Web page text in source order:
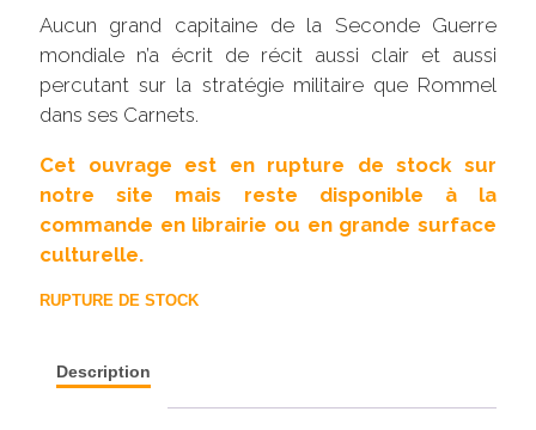
Aucun grand capitaine de la Seconde Guerre
mondiale n’a écrit de récit aussi clair et aussi
percutant sur la stratégie militaire que Rommel
dans ses Carnets.
Cet ouvrage est en rupture de stock sur
notre site mais reste disponible à la
commande en librairie ou en grande surface
culturelle.
RUPTURE DE STOCK
Description